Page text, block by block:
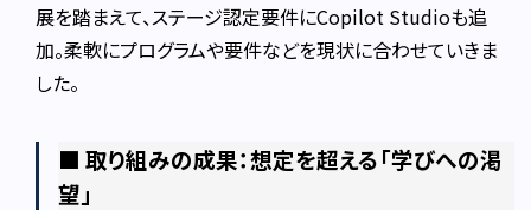
展を踏まえて、ステージ認定要件にCopilot Studioも追
加。柔軟にプログラムや要件などを現状に合わせていきま
した。
■ 取り組みの成果：想定を超える「学びへの渇
望」